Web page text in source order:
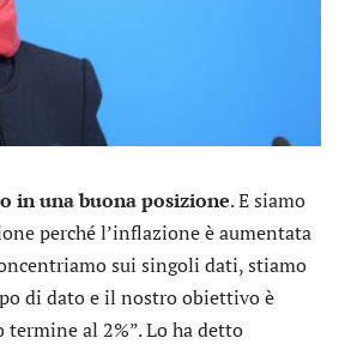
in una buona posizione. E siamo
perché l’inflazione è aumentata
sui singoli dati, stiamo
di dato e il nostro obiettivo è
al 2%”. Lo ha detto